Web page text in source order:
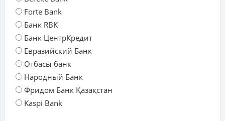
Forte Bank
Банк RBK
Банк ЦентрКредит
Евразийский Банк
Отбасы банк
Народный Банк
Фридом Банк Қазақстан
Kaspi Bank